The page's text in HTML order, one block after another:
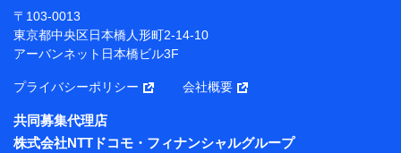
当社または株式会社NTTドコモ・フィナンシャルグルー
プが提供する保険関連サービスにおけるユーザー登録受
付および管理のため
当社または株式会社NTTドコモ・フィナンシャルグルー
携会社の保険その他に関する情報を提供するため、また
維持管理等の委託業務遂行のため、またそれらに付帯、
関連する当社または株式会社NTTドコモ・フィナンシャ
ルグループおよび提携会社のサービスを案内、提供する
〒103-0013
東京都中央区日本橋人形町2-14-10
アーバンネット日本橋ビル3F
プライバシーポリシー 会社概要
共同募集代理店
株式会社NTTドコモ・フィナンシャルグループ